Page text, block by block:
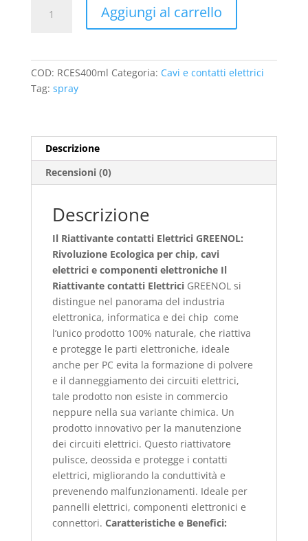
contatti
Aggiungi al carrello
COD: RCES400ml Categoria: Cavi e contatti elettrici
Tag: spray
Descrizione
Recensioni (0)
Descrizione
Il Riattivante contatti Elettrici GREENOL:
Rivoluzione Ecologica per chip, cavi
elettrici e componenti elettroniche Il
Riattivante contatti ElettriciGREENOL si
distingue nel panorama del industria
elettronica, informatica e dei chip come
l’unico prodotto 100% naturale, che riattiva
e protegge le parti elettroniche, ideale
anche per PC evita la formazione di polvere
e il danneggiamento dei circuiti elettrici,
tale prodotto non esiste in commercio
neppure nella sua variante chimica. Un
prodotto innovativo per la manutenzione
dei circuiti elettrici. Questo riattivatore
pulisce, deossida e protegge i contatti
elettrici, migliorando la conduttività e
prevenendo malfunzionamenti. Ideale per
pannelli elettrici, componenti elettronici e
connettori. Caratteristiche e Benefici: